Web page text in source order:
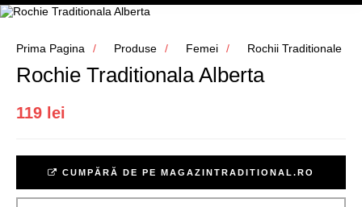
Prima Pagina Produse Femei Rochii Traditionale
Rochie Traditionala Alberta
119 lei
CUMPĂRĂ DE PE MAGAZINTRADITIONAL.RO